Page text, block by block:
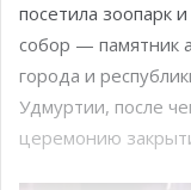
посетила зоопарк
собор — памятник
города и
Удмуртии, после
церемонию